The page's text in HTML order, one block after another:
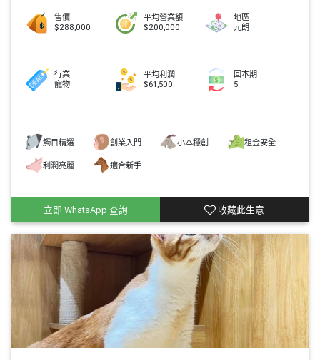
售價
$288,000
平均營業額
$200,000
地區
元朗
行業
寵物
平均利潤
$61,500
回本期
5
觸目精選 創業入門 小本穩創 租金安全
利潤亮麗 適合新手
立即 WhatsApp 查詢 收藏此生意